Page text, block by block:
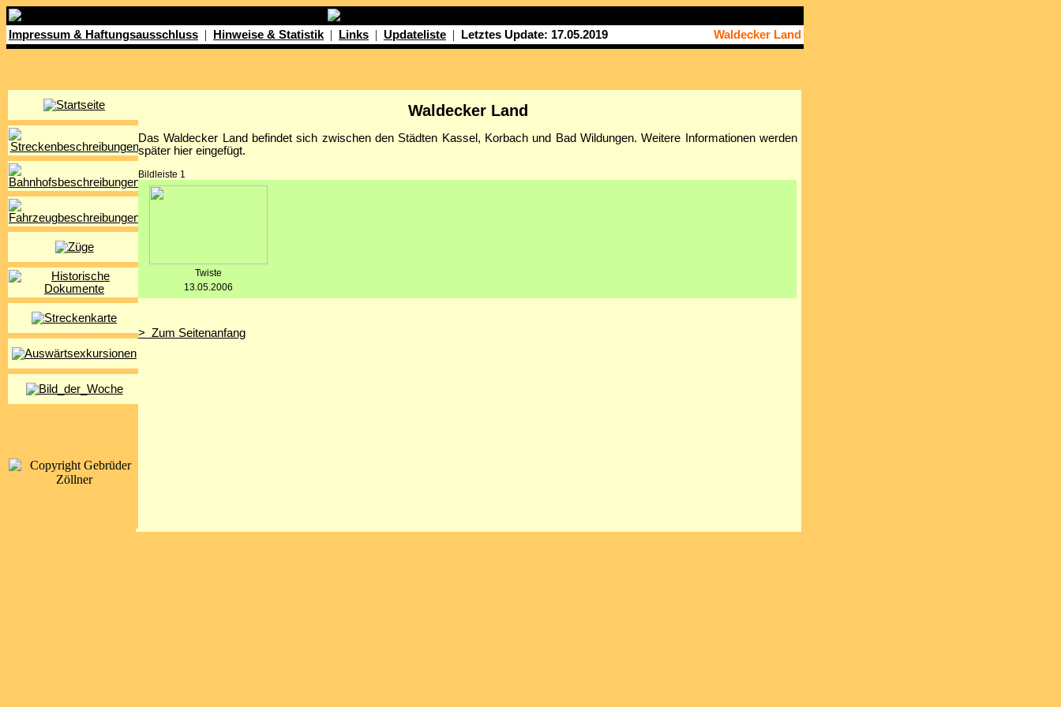
Impressum & Haftungsausschluss | Hinweise & Statistik | Links | Updateliste | Letztes Update: 17.05.2019 Waldecker Land
Waldecker Land
Das Waldecker Land befindet sich zwischen den Städten Kassel, Korbach und Bad Wildungen. Weitere Informationen werden
später hier eingefügt.
Bildleiste 1
Twiste
13.05.2006
> Zum Seitenanfang